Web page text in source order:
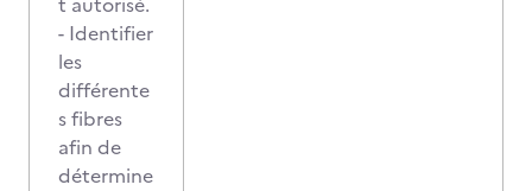
- Identifier
les
différente
s fibres
afin de
détermine